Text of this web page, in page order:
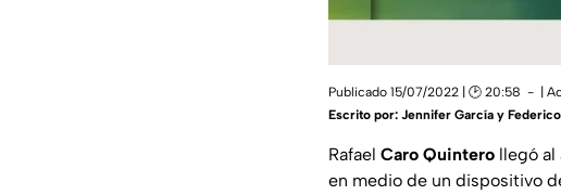
Publicado 15/07/2022 | 🕑 20:58 |
Escrito por: Jennifer García y
Rafael Caro Quintero llegó al
en medio de un dispositivo